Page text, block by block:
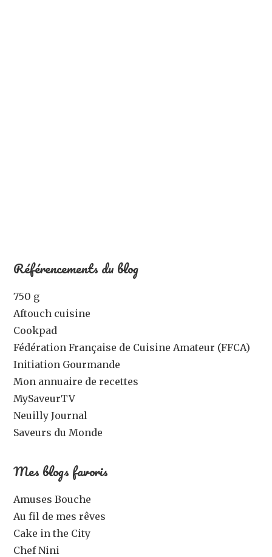
Référencements du blog
750 g
Aftouch cuisine
Cookpad
Fédération Française de Cuisine Amateur (FFCA)
Initiation Gourmande
Mon annuaire de recettes
MySaveurTV
Neuilly Journal
Saveurs du Monde
Mes blogs favoris
Amuses Bouche
Au fil de mes rêves
Cake in the City
Chef Nini